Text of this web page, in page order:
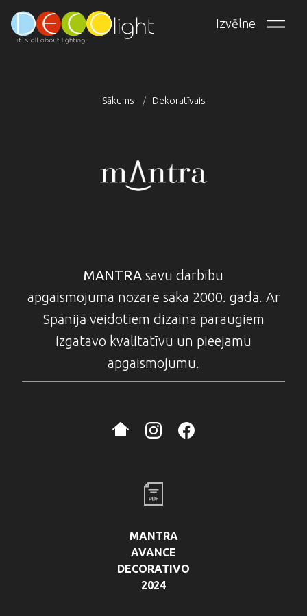
Pārlekt
galveno
Izvēlne
Sākums Dekoratīvais
MANTRA savu darbību
apgaismojuma nozarē sāka 2000. gadā. Ar
Spānijā veidotiem dizaina paraugiem
izgatavo kvalitatīvu un pieejamu
apgaismojumu.
MANTRA
AVANCE
DECORATIVO
2024